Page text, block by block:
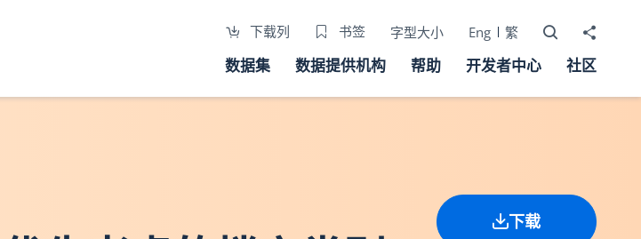
下载列 书签 字型大小 Eng 繁 打开搜寻器
分享至
数据集 数据提供机构 帮助 开发者中心 社区
下载